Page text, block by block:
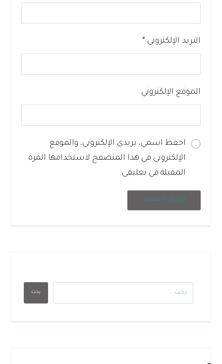
البريد الإلكتروني*
الموقع الإلكتروني
احفظ اسمي، بريدي الإلكتروني، والموقع
الإلكتروني في هذا المتصفح لاستخدامها المرة
المقبلة في تعليقي.
إرسال التعليق
بحث